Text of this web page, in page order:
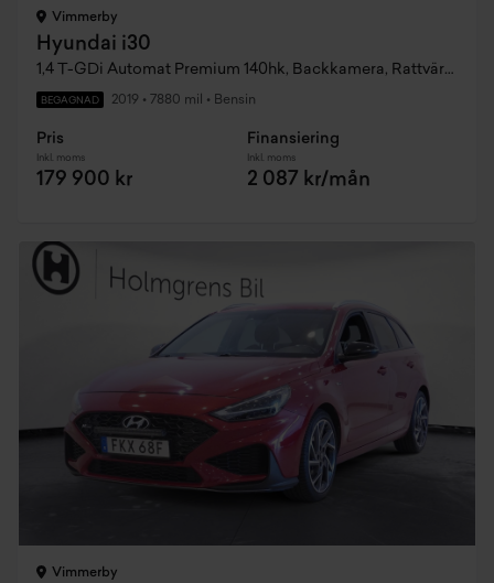
Vimmerby
Hyundai i30
1,4 T-GDi Automat Premium 140hk, Backkamera, Rattvärme, Keyless
BEGAGNAD 2019 • 7880 mil • Bensin
Pris
Inkl. moms
179 900 kr
Finansiering
Inkl. moms
2 087 kr/mån
Vimmerby